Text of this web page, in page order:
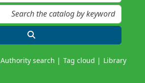
Authority search Tag cloud Library